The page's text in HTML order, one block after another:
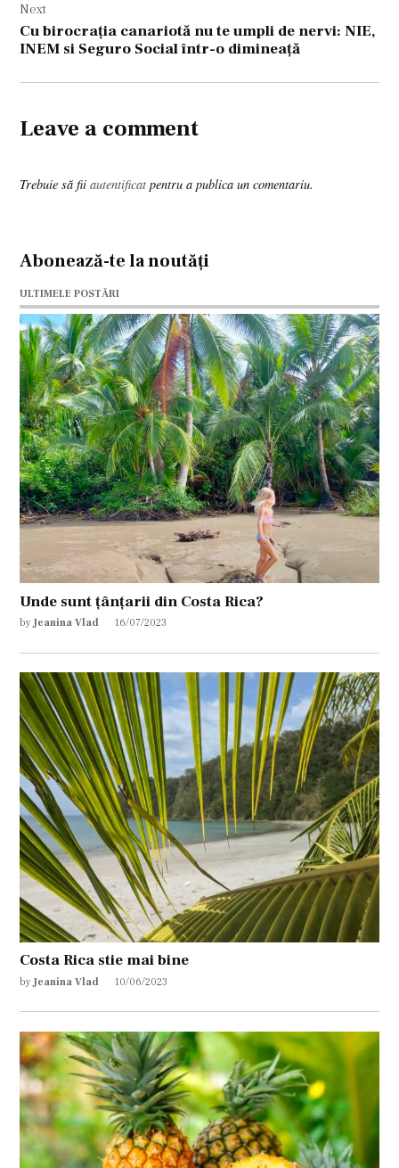
Next
Cu birocraţia canariotă nu te umpli de nervi: NIE,
INEM si Seguro Social într-o dimineaţă
Leave a comment
Trebuie să fiiautentificat pentru a publica un comentariu.
Abonează-te la noutăți
ULTIMELE POSTĂRI
Unde sunt țânțarii din Costa Rica?
by Jeanina Vlad 16/07/2023
Costa Rica stie mai bine
by Jeanina Vlad 10/06/2023